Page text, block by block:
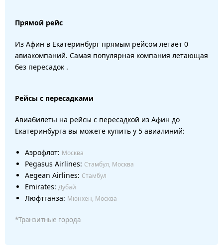
Прямой рейс
Из Афин в Екатеринбург прямым рейсом летает 0
авиакомпаний. Самая популярная компания летающая
без пересадок .
Рейсы с пересадками
Авиабилеты на рейсы с пересадкой из Афин до
Екатеринбурга вы можете купить у 5 авиалиний:
Аэрофлот: Москва
Pegasus Airlines: Стамбул, Москва
Aegean Airlines: Стамбул
Emirates: Дубай
Люфтганза: Мюнхен, Москва
*Транзитные города